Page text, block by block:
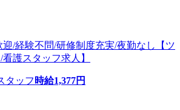
/経験不問/研修制度充実/夜勤なし【ツ
護スタッフ求人】
タッフ 時給1,377円